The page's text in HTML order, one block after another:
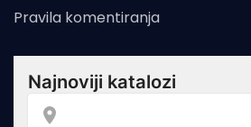
Pravila komentiranja